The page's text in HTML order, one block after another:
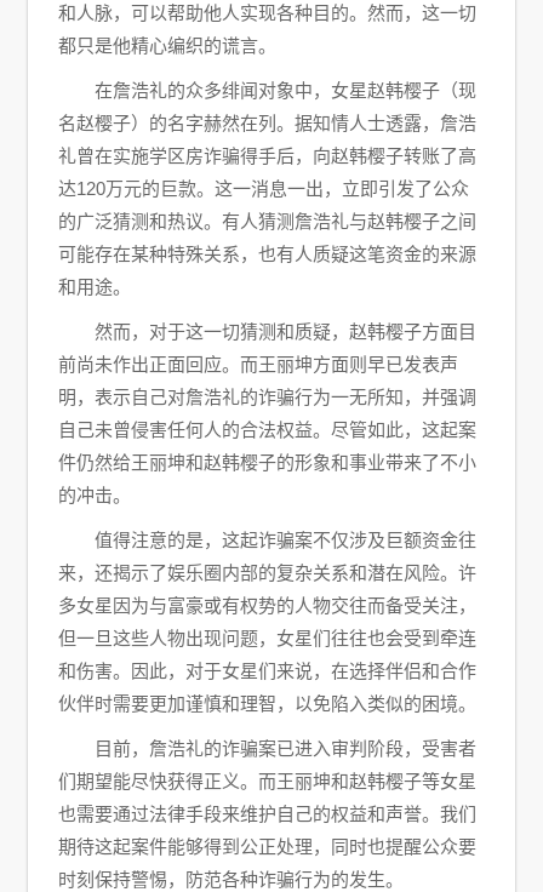
和人脉，可以帮助他人实现各种目的。然而，这一切
都只是他精心编织的谎言。
在詹浩礼的众多绯闻对象中，女星赵韩樱子（现
名赵樱子）的名字赫然在列。据知情人士透露，詹浩
礼曾在实施学区房诈骗得手后，向赵韩樱子转账了高
达120万元的巨款。这一消息一出，立即引发了公众
的广泛猜测和热议。有人猜测詹浩礼与赵韩樱子之间
可能存在某种特殊关系，也有人质疑这笔资金的来源
和用途。
然而，对于这一切猜测和质疑，赵韩樱子方面目
前尚未作出正面回应。而王丽坤方面则早已发表声
明，表示自己对詹浩礼的诈骗行为一无所知，并强调
自己未曾侵害任何人的合法权益。尽管如此，这起案
件仍然给王丽坤和赵韩樱子的形象和事业带来了不小
的冲击。
值得注意的是，这起诈骗案不仅涉及巨额资金往
来，还揭示了娱乐圈内部的复杂关系和潜在风险。许
多女星因为与富豪或有权势的人物交往而备受关注，
但一旦这些人物出现问题，女星们往往也会受到牵连
和伤害。因此，对于女星们来说，在选择伴侣和合作
伙伴时需要更加谨慎和理智，以免陷入类似的困境。
目前，詹浩礼的诈骗案已进入审判阶段，受害者
们期望能尽快获得正义。而王丽坤和赵韩樱子等女星
也需要通过法律手段来维护自己的权益和声誉。我们
期待这起案件能够得到公正处理，同时也提醒公众要
时刻保持警惕，防范各种诈骗行为的发生。